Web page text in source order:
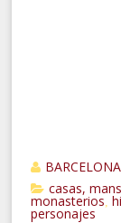
casas,
monasterios
personajes